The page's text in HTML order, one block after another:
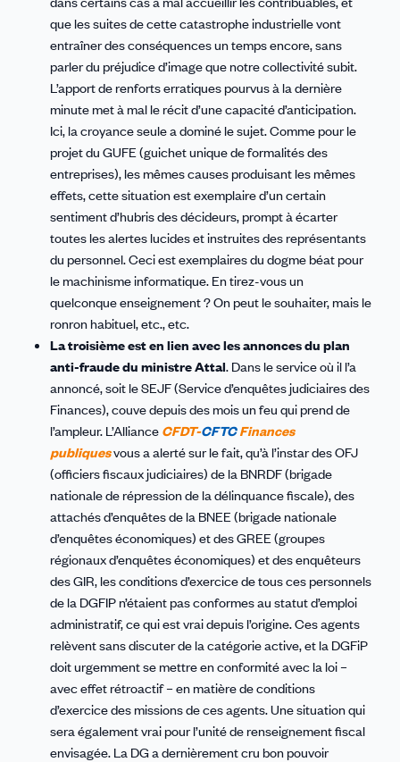
que les suites de cette catastrophe industrielle vont
entraîner des conséquences un temps encore, sans
parler du préjudice d’image que notre collectivité subit.
L’apport de renforts erratiques pourvus à la dernière
minute met à mal le récit d’une capacité d’anticipation.
Ici, la croyance seule a dominé le sujet. Comme pour le
projet du GUFE (guichet unique de formalités des
entreprises), les mêmes causes produisant les mêmes
effets, cette situation est exemplaire d’un certain
sentiment d’hubris des décideurs, prompt à écarter
toutes les alertes lucides et instruites des représentants
du personnel. Ceci est exemplaires du dogme béat pour
le machinisme informatique. En tirez-vous un
quelconque enseignement ? On peut le souhaiter, mais le
ronron habituel, etc., etc.
La troisième est en lien avec les annonces du plan
anti-fraude du ministre Attal. Dans le service où il l’a
annoncé, soit le SEJF (Service d’enquêtes judiciaires des
Finances), couve depuis des mois un feu qui prend de
l’ampleur. L’Alliance CFDT-CFTCFinances
publiquesvous a alerté sur le fait, qu’à l’instar des OFJ
(officiers fiscaux judiciaires) de la BNRDF (brigade
nationale de répression de la délinquance fiscale), des
attachés d’enquêtes de la BNEE (brigade nationale
d’enquêtes économiques) et des GREE (groupes
régionaux d’enquêtes économiques) et des enquêteurs
des GIR, les conditions d’exercice de tous ces personnels
de la DGFIP n’étaient pas conformes au statut d’emploi
administratif, ce qui est vrai depuis l’origine. Ces agents
relèvent sans discuter de la catégorie active, et la DGFiP
doit urgemment se mettre en conformité avec la loi –
avec effet rétroactif – en matière de conditions
d’exercice des missions de ces agents. Une situation qui
sera également vrai pour l’unité de renseignement fiscal
envisagée. La DG a dernièrement cru bon pouvoir